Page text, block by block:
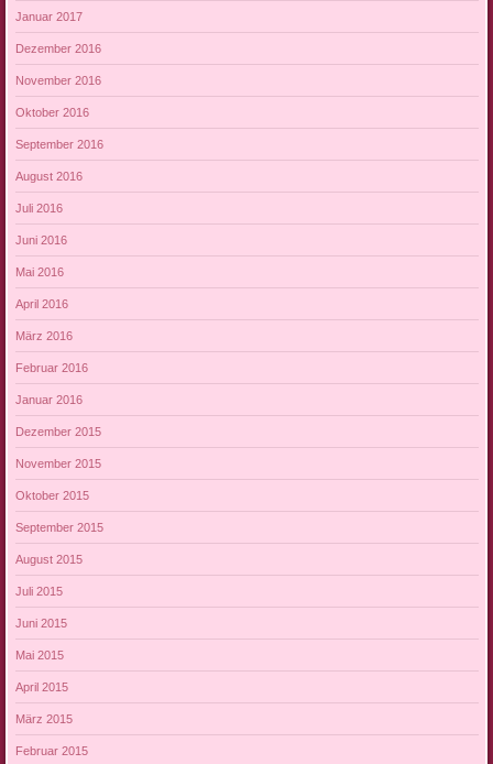
Januar 2017
Dezember 2016
November 2016
Oktober 2016
September 2016
August 2016
Juli 2016
Juni 2016
Mai 2016
April 2016
März 2016
Februar 2016
Januar 2016
Dezember 2015
November 2015
Oktober 2015
September 2015
August 2015
Juli 2015
Juni 2015
Mai 2015
April 2015
März 2015
Februar 2015